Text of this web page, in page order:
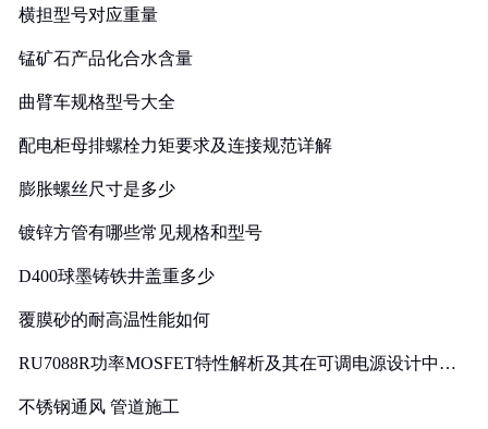
横担型号对应重量
锰矿石产品化合水含量
曲臂车规格型号大全
配电柜母排螺栓力矩要求及连接规范详解
膨胀螺丝尺寸是多少
镀锌方管有哪些常见规格和型号
D400球墨铸铁井盖重多少
覆膜砂的耐高温性能如何
RU7088R功率MOSFET特性解析及其在可调电源设计中的
不锈钢通风 管道施工